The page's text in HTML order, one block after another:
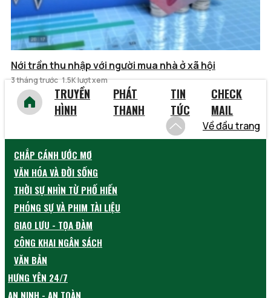
Nới trần thu nhập với người mua nhà ở xã hội
3 tháng trước 1.5K lượt xem
TRUYỀN
HÌNH
PHÁT
THANH
TIN
TỨC
CHECK
MAIL
Về đầu trang
CHẮP CÁNH ƯỚC MƠ
VĂN HÓA VÀ ĐỜI SỐNG
THỜI SỰ NHÌN TỪ PHỐ HIẾN
PHÓNG SỰ VÀ PHIM TÀI LIỆU
GIAO LƯU - TỌA ĐÀM
CÔNG KHAI NGÂN SÁCH
VĂN BẢN
HƯNG YÊN 24/7
AN NINH - AN TOÀN